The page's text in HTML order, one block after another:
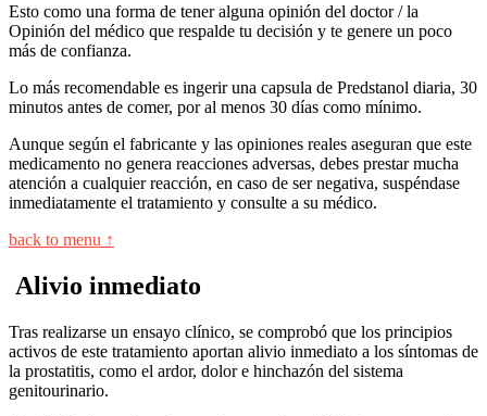
Esto como una forma de tener alguna opinión del doctor / la
Opinión del médico que respalde tu decisión y te genere un poco
más de confianza.
Lo más recomendable es ingerir una capsula de Predstanol diaria, 30
minutos antes de comer, por al menos 30 días como mínimo.
Aunque según el fabricante y las opiniones reales aseguran que este
medicamento no genera reacciones adversas, debes prestar mucha
atención a cualquier reacción, en caso de ser negativa, suspéndase
inmediatamente el tratamiento y consulte a su médico.
back to menu ↑
Alivio inmediato
Tras realizarse un ensayo clínico, se comprobó que los principios
activos de este tratamiento aportan alivio inmediato a los síntomas de
la prostatitis, como el ardor, dolor e hinchazón del sistema
genitourinario.